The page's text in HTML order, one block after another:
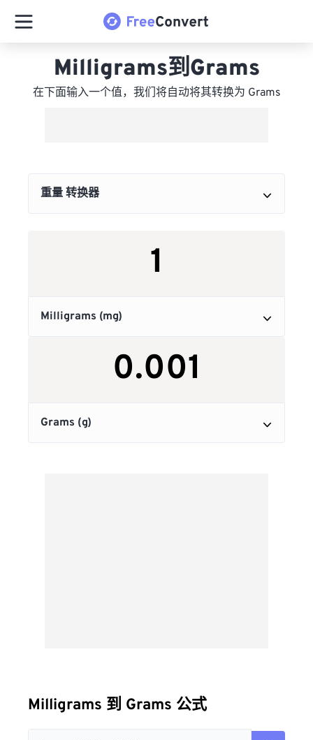
Milligrams到Grams
在下面输入一个值，我们将自动将其转换为 Grams
Milligrams 到 Grams 公式